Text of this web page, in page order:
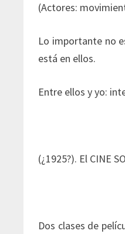
(Actores:
Lo importante no
está en ellos.
Entre ellos y yo:
(¿1925?). El CINE
Dos clases de